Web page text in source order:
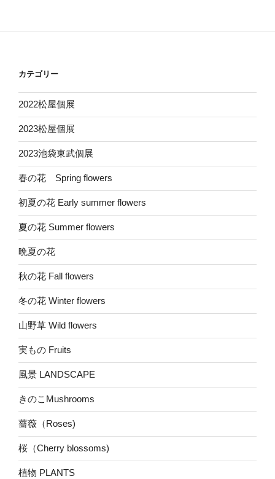
カテゴリー
2022松屋個展
2023松屋個展
2023池袋東武個展
春の花 Spring flowers
初夏の花 Early summer flowers
夏の花 Summer flowers
晩夏の花
秋の花 Fall flowers
冬の花 Winter flowers
山野草 Wild flowers
実もの Fruits
風景 LANDSCAPE
きのこMushrooms
薔薇（Roses)
桜（Cherry blossoms)
植物 PLANTS